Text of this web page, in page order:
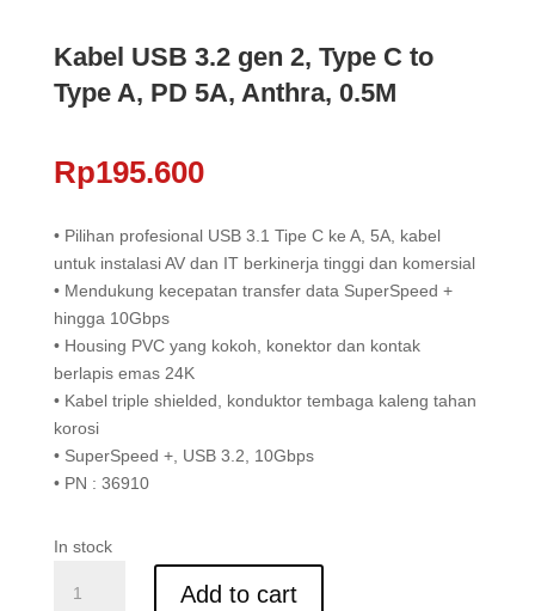
Kabel USB 3.2 gen 2, Type C to
Type A, PD 5A, Anthra, 0.5M
Rp195.600
• Pilihan profesional USB 3.1 Tipe C ke A, 5A, kabel
untuk instalasi AV dan IT berkinerja tinggi dan komersial
• Mendukung kecepatan transfer data SuperSpeed +
hingga 10Gbps
• Housing PVC yang kokoh, konektor dan kontak
berlapis emas 24K
• Kabel triple shielded, konduktor tembaga kaleng tahan
korosi
• SuperSpeed +, USB 3.2, 10Gbps
• PN : 36910
In stock
USB
Add to cart